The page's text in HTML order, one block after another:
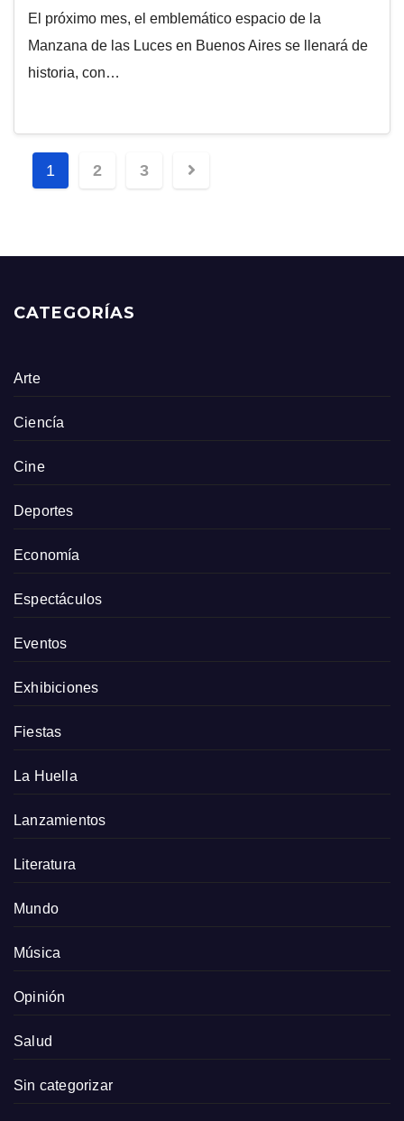
Nacional”
El próximo mes, el emblemático espacio de la
Manzana de las Luces en Buenos Aires se llenará de
historia, con…
Navegación
1 2 3
CATEGORÍAS
Arte
Ciencía
Cine
Deportes
Economía
Espectáculos
Eventos
Exhibiciones
Fiestas
La Huella
Lanzamientos
Literatura
Mundo
Música
Opinión
Salud
Sin categorizar